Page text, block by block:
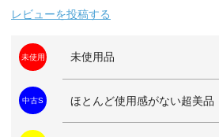
レビューを投稿する
未使用 未使用品
中古S ほとんど使用感がない超美品